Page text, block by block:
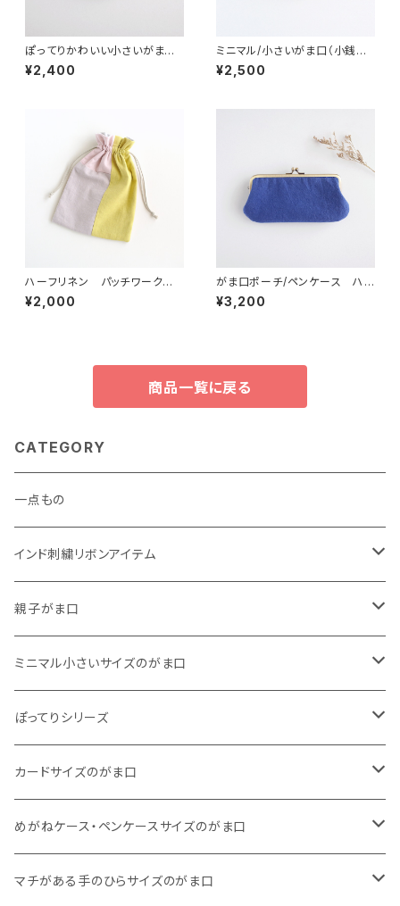
ぽってりかわいい小さいがま口
ポーチ（ミニ財布）手書き風 幾
何学
¥2,400
ミニマル/小さいがま口（小銭入
れ・財布）リネン からし
¥2,500
ハーフリネン パッチワークの
巾着ポーチ ピンク/グレー/イ
エロー
¥2,000
がま口ポーチ/ペンケース ハ
ーフリネンキャンバス ブルー
¥3,200
商品一覧に戻る
CATEGORY
一点もの
インド刺繍リボンアイテム
がま口
巾着
親子がま口
・ ぷっくりタイプ
くったりコットンキャンバス
11号帆布
・ 四角いマチのたっぷりサイズ
くったりコットンキャンバス
11号帆布
・ 四角いマチのスリムコンパクトタイプ
くったりコットンキャンバス
11号帆布
・ マチなしスリムタイプ
くったりコットンキャンバス
ミニマル小さいサイズのがま口
・ くったりコットンキャンバス
・ リネン
・ 柄いろいろ
ぽってりシリーズ
・ がま口
・ 巾着ポーチ
カードサイズのがま口
・ くったりコットンキャンバス
・ 11号帆布
めがねケース・ペンケースサイズのがま口
・ くったりコットンキャンバス
マチがある手のひらサイズのがま口